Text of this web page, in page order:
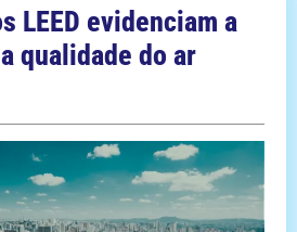
LEED evidenciam a
qualidade do ar